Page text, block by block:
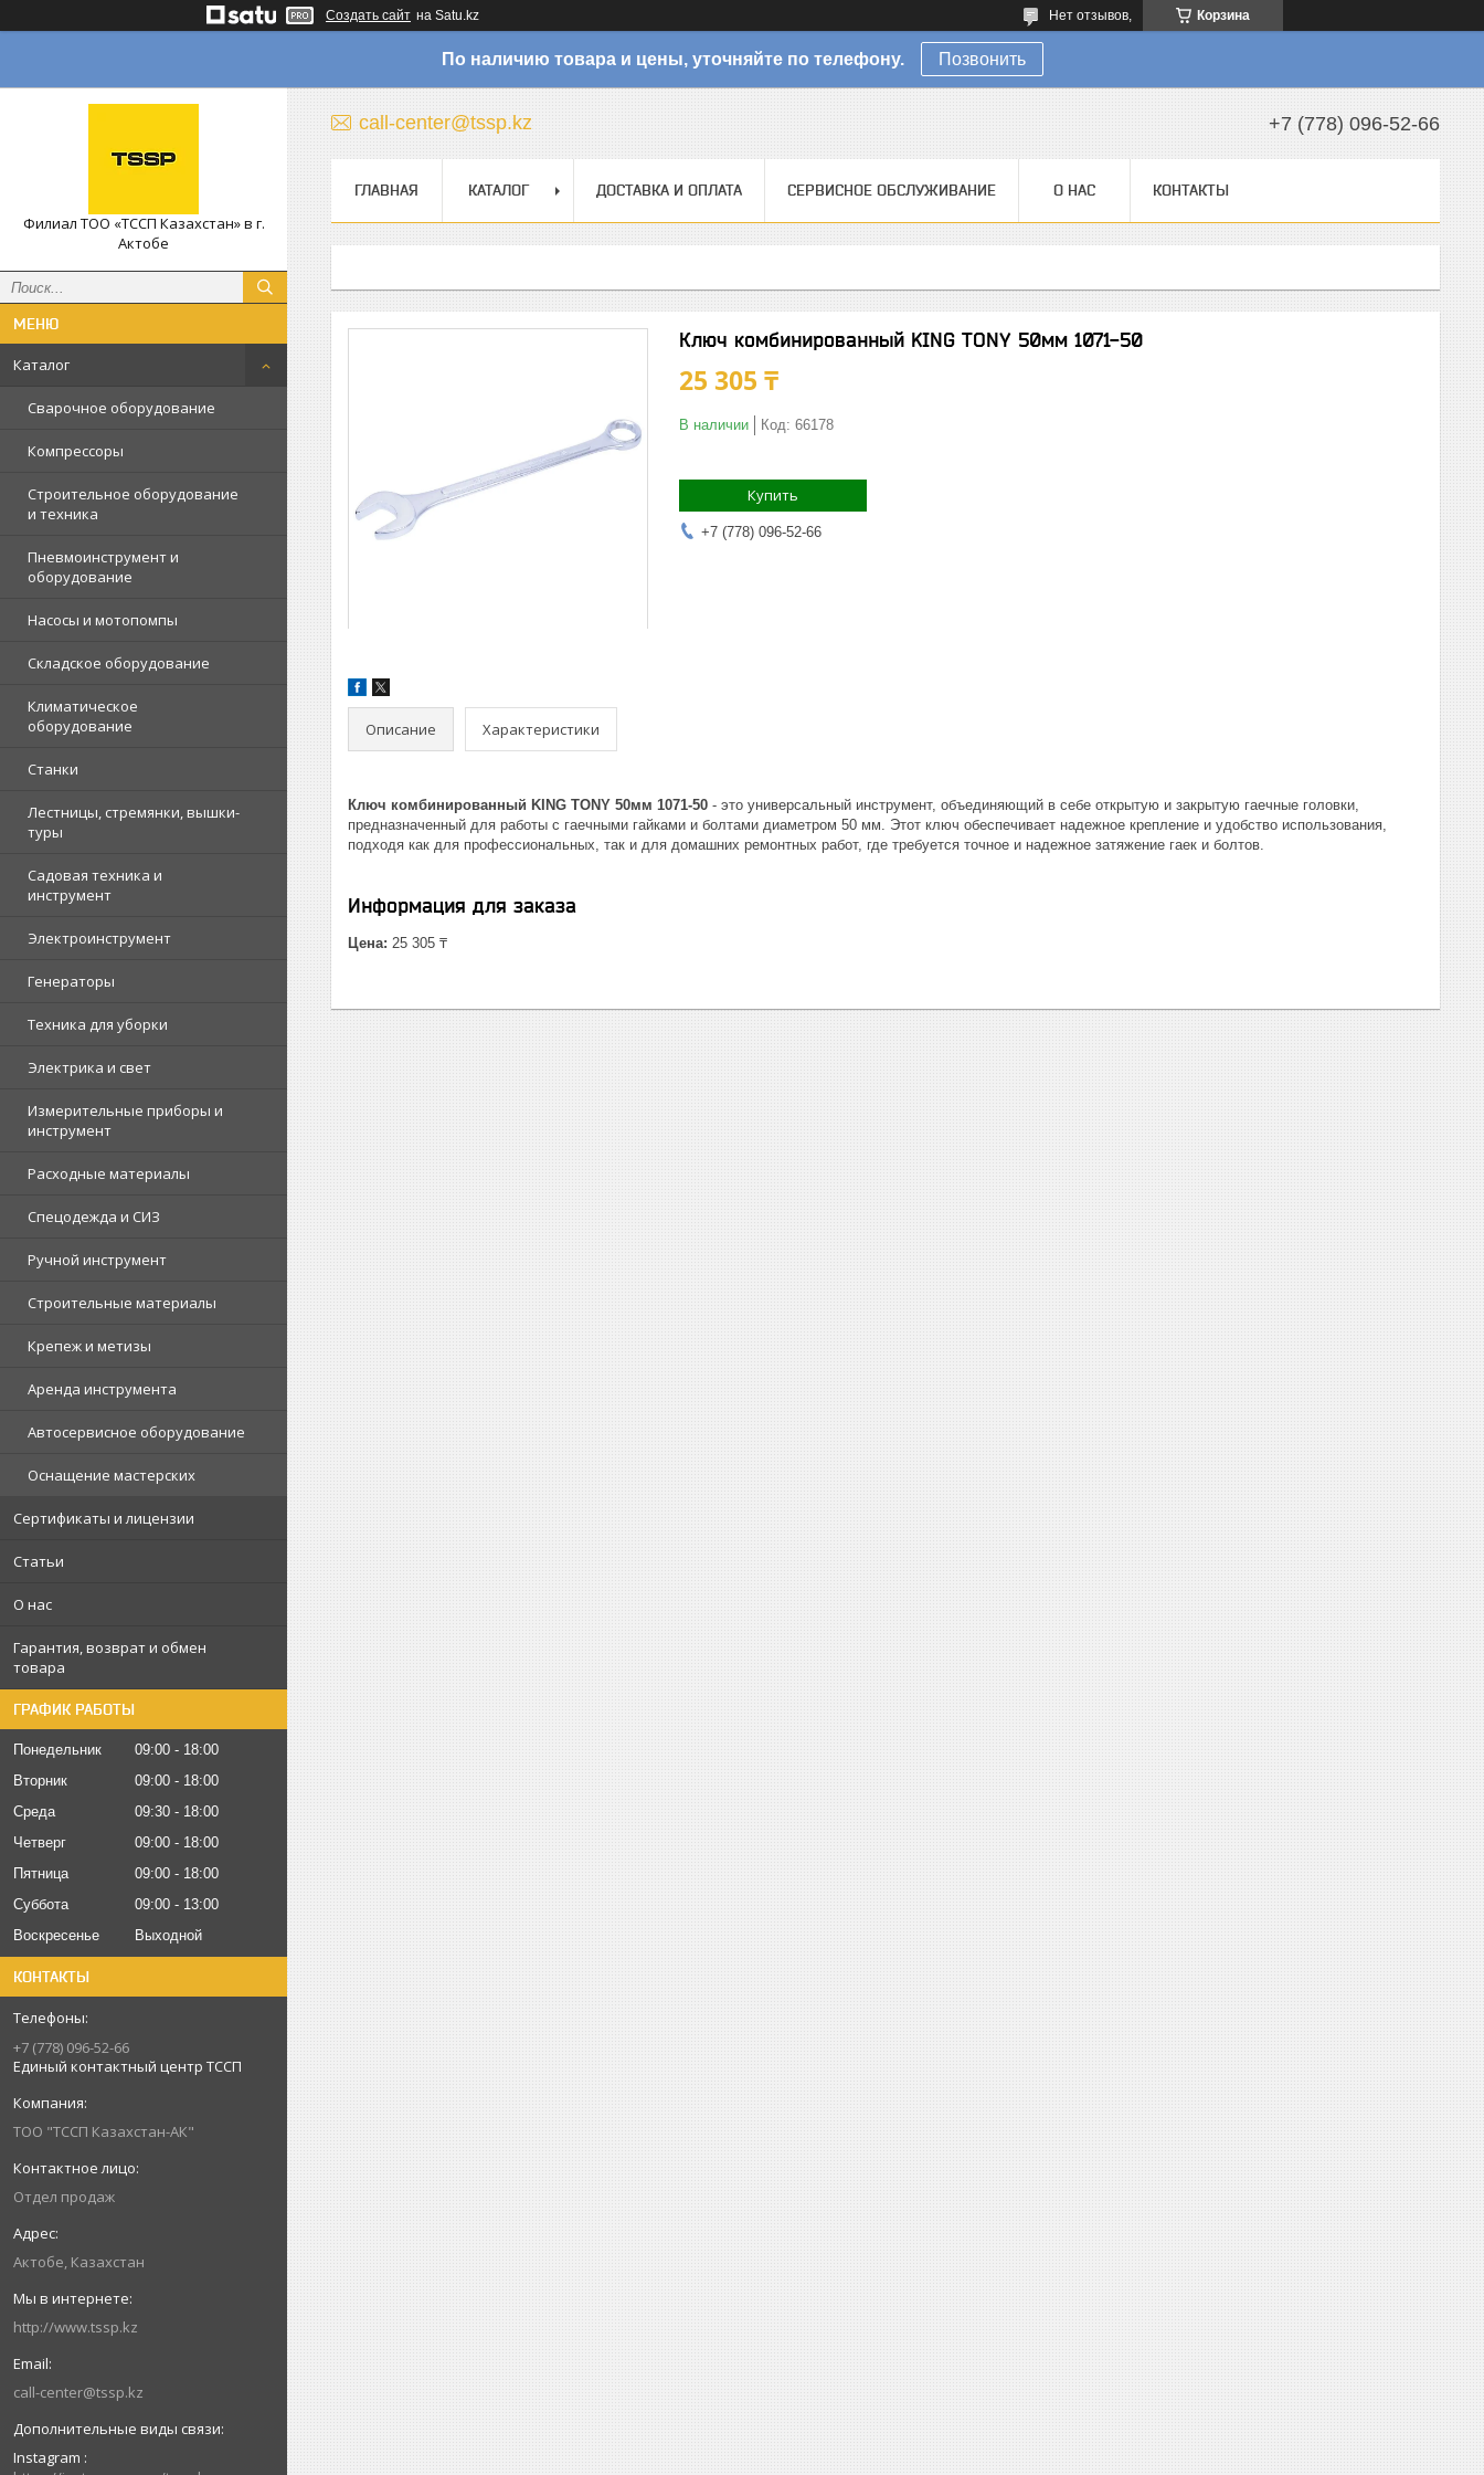
Создать сайт на Satu.kz Корзина
Нет отзывов,
По наличию товара и цены, уточняйте по телефону. Позвонить
Филиал ТОО «ТССП Казахстан» в г.
Актобе
Каталог
Сварочное оборудование
Компрессоры
Строительное оборудование
и техника
Пневмоинструмент и
оборудование
Насосы и мотопомпы
Складское оборудование
Климатическое
оборудование
Станки
Лестницы, стремянки, вышки-
туры
Садовая техника и
инструмент
Электроинструмент
Генераторы
Техника для уборки
Электрика и свет
Измерительные приборы и
инструмент
Расходные материалы
Спецодежда и СИЗ
Ручной инструмент
Строительные материалы
Крепеж и метизы
Аренда инструмента
Автосервисное оборудование
Оснащение мастерских
Сертификаты и лицензии
Статьи
О нас
Гарантия, возврат и обмен
товара
ГРАФИК РАБОТЫ
Понедельник 09:00
18:00
Вторник
09:00
18:00
Среда
09:30
18:00
Четверг
09:00
18:00
Пятница
09:00
18:00
Суббота
09:00
13:00
Воскресенье
Выходной
КОНТАКТЫ
+7 (778) 096-52-66
Единый контактный центр ТССП
ТОО "ТССП Казахстан-АК"
Отдел продаж
Актобе, Казахстан
http://www.tssp.kz
call-center@tssp.kz
Instagram
call-center@tssp.kz +7 (778) 096-52-66
ГЛАВНАЯ КАТАЛОГ ДОСТАВКА И ОПЛАТА СЕРВИСНОЕ ОБСЛУЖИВАНИЕ О НАС КОНТАКТЫ
Ключ комбинированный KING TONY 50мм 1071-50
25 305 ₸
В наличии Код: 66178
Купить
+7 (778) 096-52-66
Описание Характеристики
Ключ комбинированный KING TONY 50мм 1071-50 - это универсальный инструмент, объединяющий в себе открытую и закрытую гаечные головки,
предназначенный для работы с гаечными гайками и болтами диаметром 50 мм. Этот ключ обеспечивает надежное крепление и удобство использования,
подходя как для профессиональных, так и для домашних ремонтных работ, где требуется точное и надежное затяжение гаек и болтов.
Информация для заказа
Цена: 25 305 ₸